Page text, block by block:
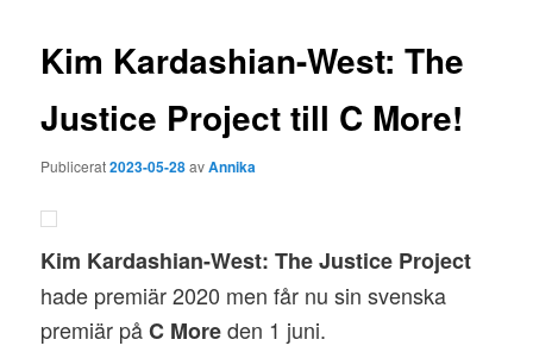
Kim Kardashian-West: The
Justice Project till C More!
Publicerat2023-05-28avAnnika
Kim Kardashian-West: The Justice Project
hade premiär 2020 men får nu sin svenska
premiär påC Moreden 1 juni.